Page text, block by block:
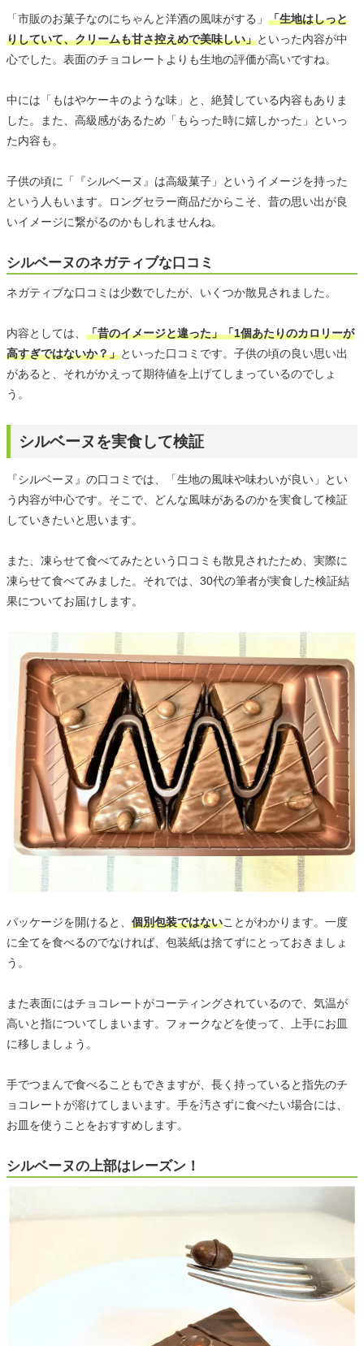
「市販のお菓子なのにちゃんと洋酒の風味がする」 「生地はしっと
りしていて、クリームも甘さ控えめで美味しい」といった内容が中
心でした。表面のチョコレートよりも生地の評価が高いですね。
中には「もはやケーキのような味」と、絶賛している内容もありま
した。また、高級感があるため「もらった時に嬉しかった」といっ
た内容も。
子供の頃に「『シルベーヌ』は高級菓子」というイメージを持った
という人もいます。ロングセラー商品だからこそ、昔の思い出が良
いイメージに繋がるのかもしれませんね。
シルベーヌのネガティブな口コミ
ネガティブな口コミは少数でしたが、いくつか散見されました。
内容としては、 「昔のイメージと違った」「1個あたりのカロリーが
高すぎではないか？」といった口コミです。子供の頃の良い思い出
があると、それがかえって期待値を上げてしまっているのでしょ
う。
シルベーヌを実食して検証
『シルベーヌ』の口コミでは、「生地の風味や味わいが良い」とい
う内容が中心です。そこで、どんな風味があるのかを実食して検証
していきたいと思います。
また、凍らせて食べてみたという口コミも散見されたため、実際に
凍らせて食べてみました。それでは、30代の筆者が実食した検証結
果についてお届けします。
パッケージを開けると、 個別包装ではないことがわかります。一度
に全てを食べるのでなければ、包装紙は捨てずにとっておきましょ
う。
また表面にはチョコレートがコーティングされているので、気温が
高いと指についてしまいます。フォークなどを使って、上手にお皿
に移しましょう。
手でつまんで食べることもできますが、長く持っていると指先のチ
ョコレートが溶けてしまいます。手を汚さずに食べたい場合には、
お皿を使うことをおすすめします。
シルベーヌの上部はレーズン！